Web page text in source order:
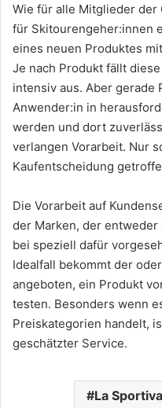
Wie für alle Mitglieder der
für Skitourengeher:innen
eines neuen Produktes
Je nach Produkt fällt
intensiv aus. Aber gerade
Anwender:in in
werden und dort
verlangen Vorarbeit. Nur
Kaufentscheidung
Die Vorarbeit auf
der Marken, der
bei speziell dafür
Idealfall bekommt der
angeboten, ein Produkt
testen. Besonders wenn
Preiskategorien handelt,
geschätzter Service.
La Sportiva